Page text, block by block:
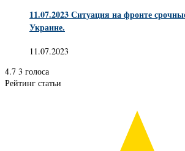
11.07.2023 Ситуация на фронте
Украине.
11.07.2023
4.7 3 голоса
Рейтинг статьи